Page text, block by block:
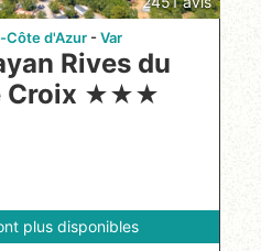
Côte d'Azur Var
Croix ★★★
plus disponibles